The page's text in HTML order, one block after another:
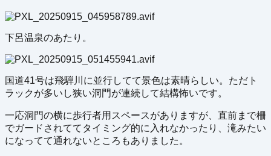
下呂温泉のあたり。
国道41号は飛騨川に並行してて景色は素晴らしい。ただト
ラックが多いし狭い洞門が連続して結構怖いです。
一応洞門の横に歩行者用スペースがありますが、直前まで柵
でガードされててタイミング的に入れなかったり、滝みたい
になってて通れないところもありました。